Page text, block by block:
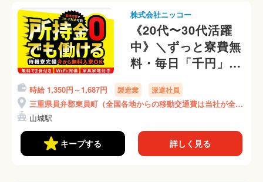
株式会社ニッコー
《20代〜30代活躍
中》＼ずっと寮費無
料・毎日「千円」食
事手当付／シンプル
作業の機械OP★Wi-
Fi付即入寮
OK★(410-3)
時給 1,350円～1,687円 製造業 派遣社員
三重県員弁郡東員町（全国各地からの移動交通費は当社が全額
負担）
山城駅
キープする 詳しく見る